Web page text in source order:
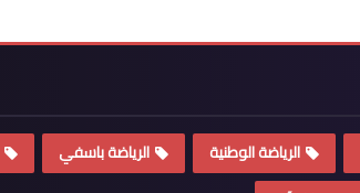
الرياضة الوطنية الرياضة باسفي